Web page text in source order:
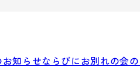
お知らせならびにお別れの会